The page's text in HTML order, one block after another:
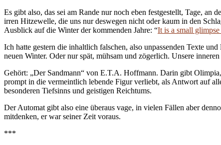
Es gibt also, das sei am Rande nur noch eben festgestellt, Tage,
irren Hitzewelle, die uns nur deswegen nicht oder kaum in den
Ausblick auf die Winter der kommenden Jahre: “It is a small
Ich hatte gestern die inhaltlich falschen, also unpassenden Texte
neuen Winter. Oder nur spät, mühsam und zögerlich. Unsere
Gehört: „Der Sandmann“ von E.T.A. Hoffmann. Darin gibt
prompt in die vermeintlich lebende Figur verliebt, als Antwort auf
besonderen Tiefsinns und geistigen Reichtums.
Der Automat gibt also eine überaus vage, in vielen Fällen aber
mitdenken, er war seiner Zeit voraus.
***